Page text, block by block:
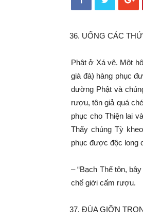
UỐNG CÁC
Phật ở Xá vệ. Một
già đà) hàng phục
dường Phật và
rượu, tôn giả quá
phục cho Thiện lai
Thấy chúng Tỳ
phục được độc long
– “Bạch Thế tôn,
chế giới cấm rượu.
ĐÙA GIỠN